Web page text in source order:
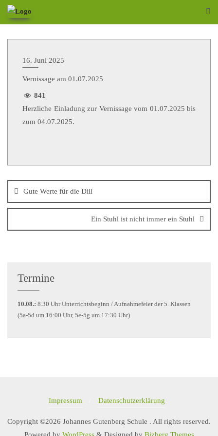
16. Juni 2025
Vernissage am 01.07.2025
841
Herzliche Einladung zur Vernissage vom 01.07.2025 bis
zum 04.07.2025.
Gute Werte für die Dill
Ein Stuhl ist nicht immer ein Stuhl
Termine
10.08.: 8.30 Uhr Unterrichtsbeginn / Aufnahmefeier der 5. Klassen
(5a-5d um 16:00 Uhr, 5e-5g um 17:30 Uhr)
Impressum Datenschutzerklärung
Copyright ©2026 Johannes Gutenberg Schule . All rights reserved.